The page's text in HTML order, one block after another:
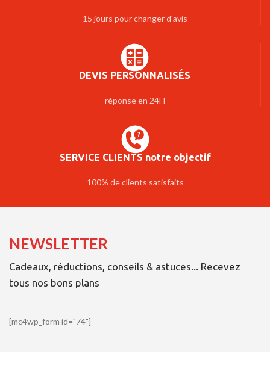
15 jours pour changer d'avis
DEVIS PERSONNALISÉS
réponse en 24H
SERVICE CLIENTS notre objectif
100% de clients satisfaits
NEWSLETTER
Cadeaux, réductions, conseils & astuces... Recevez
tous nos bons plans
[mc4wp_form id="74"]